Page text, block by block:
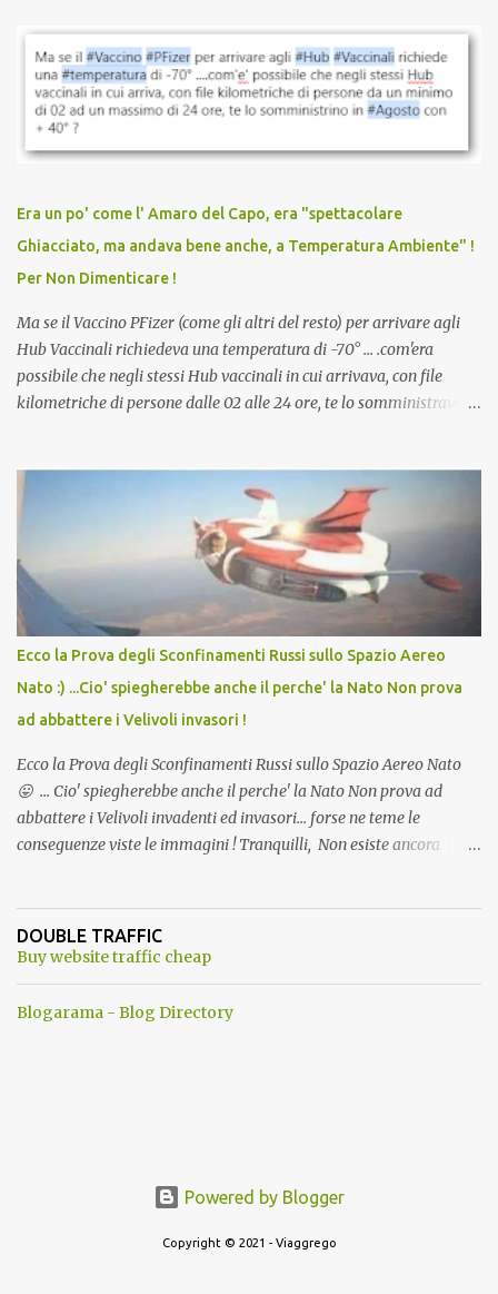
vaccinazione. Non avevamo mai sentito parlare di ricompense,
sconti, incentivi per vaccinarsi. Non avevamo mai visto
discriminazioni per coloro che non l’hanno fatto. Se non sei stato
vaccinato, nessuno aveva prima cercato di farti sentire una
persona cattiva. Non avevamo mai visto un vaccino che minacci le
vaccino usato per minacciare i mezzi di sussistenza, il lavoro o la
scuola. Non avevamo mai visto un vaccino che permettesse a un
dodicenne di ignorare il consenso dei genitori. Dopo tutti i vaccini
che abbiamo elencato sopra...
Era un po' come l' Amaro del Capo, era "spettacolare
Ghiacciato, ma andava bene anche, a Temperatura Ambiente" !
Per Non Dimenticare !
Ma se il Vaccino PFizer (come gli altri del resto) per arrivare agli
Hub Vaccinali richiedeva una temperatura di -70° ... .com'era
possibile che negli stessi Hub vaccinali in cui arrivava, con file
kilometriche di persone dalle 02 alle 24 ore, te lo somministravano
Vaccino come: l' Amaro del Capo, era "spettacolare Ghiacciato, ma
andava bene anche, a Temperatura Ambiente"! Riproponiamo
l'articolo per NON Dimenticare!
Ecco la Prova degli Sconfinamenti Russi sullo Spazio Aereo
Nato :) ...Cio' spiegherebbe anche il perche' la Nato Non prova
ad abbattere i Velivoli invasori !
Ecco la Prova degli Sconfinamenti Russi sullo Spazio Aereo Nato
😛 ... Cio' spiegherebbe anche il perche' la Nato Non prova ad
abbattere i Velivoli invadenti ed invasori... forse ne teme le
conseguenze viste le immagini ! Tranquilli, Non esiste ancora
ancora una fantasia Nato o forse una "False Flag", per provocare
una guerra mondiale che difficilmente da menti sane, potrebbe
DOUBLE TRAFFIC
Buy website traffic cheap
Blogarama - Blog Directory
Powered by Blogger
Copyright © 2021 - Viaggrego